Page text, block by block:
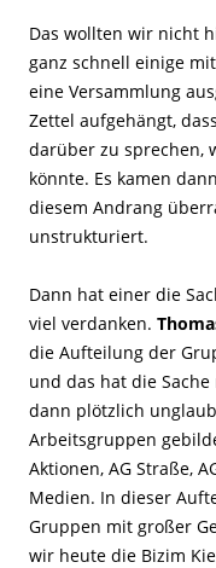
Das wollten wir nicht
ganz schnell einige
eine Versammlung
Zettel aufgehängt,
darüber zu sprechen,
könnte. Es kamen
diesem Andrang
unstrukturiert.
Dann hat einer die
viel verdanken.
die Aufteilung der
und das hat die
dann plötzlich
Arbeitsgruppen
Aktionen, AG Straße,
Medien. In dieser
Gruppen mit großer
wir heute die Bizim